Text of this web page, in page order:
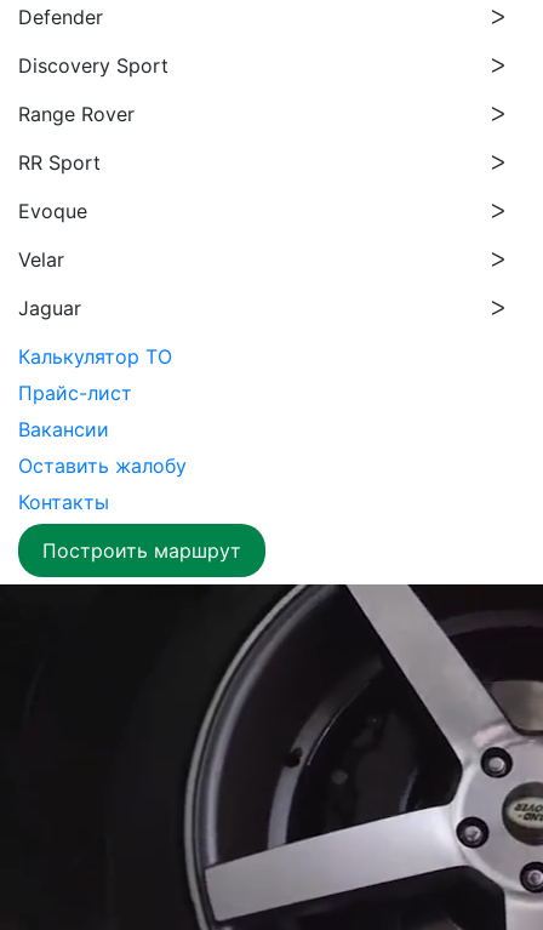
Defender
Discovery Sport
Range Rover
RR Sport
Evoque
Velar
Jaguar
Калькулятор ТО
Прайс-лист
Вакансии
Оставить жалобу
Контакты
Построить маршрут